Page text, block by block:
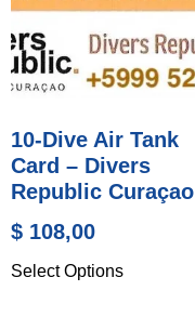
10-Dive Air Tank
Card – Divers
Republic Curaçao
$ 108,00
Select Options